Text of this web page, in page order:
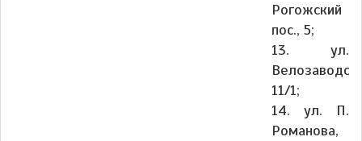
Рогожский
пос., 5;
13. ул.
11/1;
14. ул. П.
Романова,